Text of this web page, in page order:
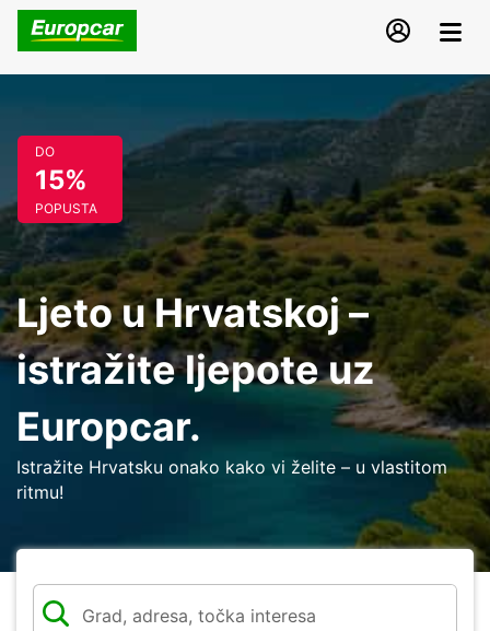
DO
15%
POPUSTA
Ljeto u Hrvatskoj –
istražite ljepote uz
Europcar.
Istražite Hrvatsku onako kako vi želite – u vlastitom
ritmu!